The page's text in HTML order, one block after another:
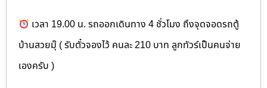
เวลา 19.00 น. รถออกเดินทาง 4 ชั่วโมง ถึงจุดจอดรถตู้
บ้านสวยมุ๊ ( รับตั๋วจองไว้ คนละ 210 บาท ลูกทัวร์เป็นคนจ่าย
เองครับ )